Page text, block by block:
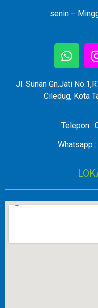
senin –
Jl. Sunan Gn.Jati
Ciledug, Kota
Telepon :
Whatsapp